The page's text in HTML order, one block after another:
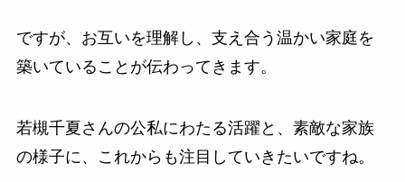
ですが、お互いを理解し、支え合う温かい家庭を
築いていることが伝わってきます。
若槻千夏さんの公私にわたる活躍と、素敵な家族
の様子に、これからも注目していきたいですね。